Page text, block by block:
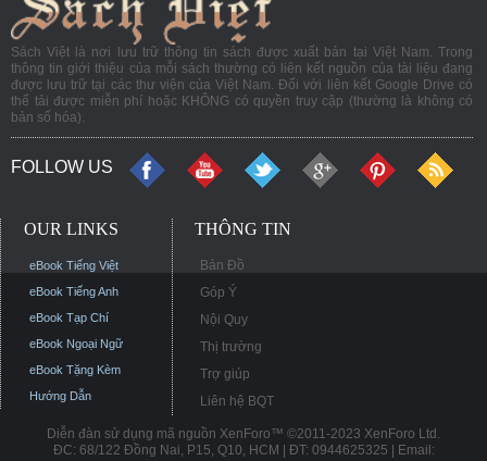
Sách Việt là nơi lưu trữ thông tin sách được xuất bản tại Việt Nam. Trong
thông tin giới thiệu của mỗi sách thường có liên kết nguồn của tài liệu đang
được lưu trữ tại các thư viện của Việt Nam. Đối với liên kết Google Drive có
thể tải được miễn phí hoặc KHÔNG có quyền truy cập (thường là không có
bản số hóa).
FOLLOW US
OUR LINKS
eBook Tiếng Việt
eBook Tiếng Anh
eBook Tạp Chí
eBook Ngoại Ngữ
eBook Tặng Kèm
Hướng Dẫn
THÔNG TIN
Bản Đồ
Góp Ý
Nội Quy
Thị trường
Trợ giúp
Liên hệ BQT
Diễn đàn sử dụng mã nguồn XenForo™ ©2011-2023 XenForo Ltd.
ĐC: 68/122 Đồng Nai, P15, Q10, HCM | ĐT: 0944625325 | Email: